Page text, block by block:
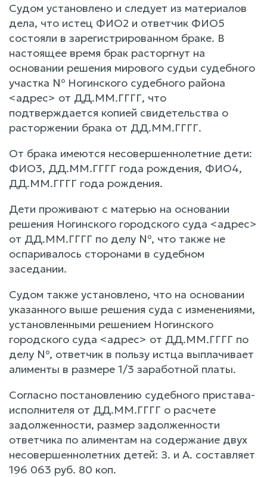
Судом установлено и следует из материалов
дела, что истец ФИО2 и ответчик ФИО5
состояли в зарегистрированном браке. В
настоящее время брак расторгнут на
основании решения мирового судьи судебного
участка № Ногинского судебного района
<адрес> от ДД.ММ.ГГГГ, что
подтверждается копией свидетельства о
расторжении брака от ДД.ММ.ГГГГ.
От брака имеются несовершеннолетние дети:
ФИО3, ДД.ММ.ГГГГ года рождения, ФИО4,
ДД.ММ.ГГГГ года рождения.
Дети проживают с матерью на основании
решения Ногинского городского суда <адрес>
от ДД.ММ.ГГГГ по делу №, что также не
оспаривалось сторонами в судебном
заседании.
Судом также установлено, что на основании
указанного выше решения суда с изменениями,
установленными решением Ногинского
городского суда <адрес> от ДД.ММ.ГГГГ по
делу №, ответчик в пользу истца выплачивает
алименты в размере 1/3 заработной платы.
Согласно постановлению судебного пристава-
исполнителя от ДД.ММ.ГГГГ о расчете
задолженности, размер задолженности
ответчика по алиментам на содержание двух
несовершеннолетних детей: З. и А. составляет
196 063 руб. 80 коп.